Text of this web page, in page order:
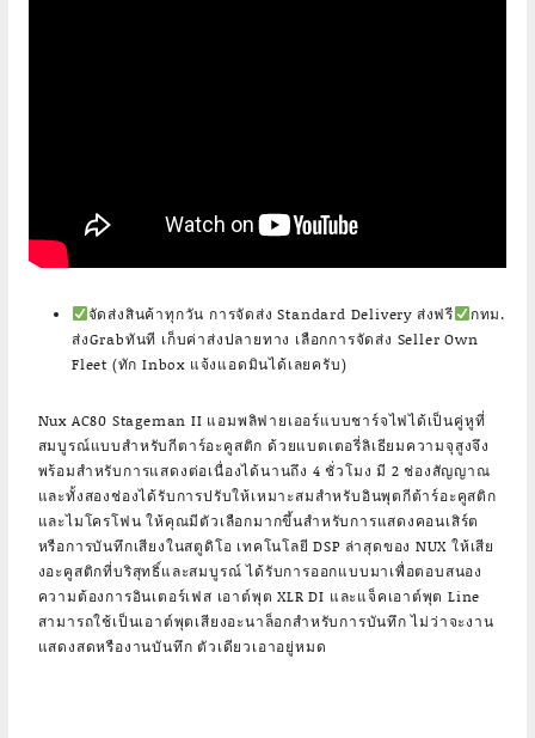
จัดส่งสินค้าทุกวัน การจัดส่ง Standard Delivery ส่งฟรี
กทม.
ส่งGrabทันที เก็บค่าส่งปลายทาง เลือกการจัดส่ง Seller Own
Fleet (ทัก Inbox แจ้งแอดมินได้เลยครับ)
Nux AC80 Stageman II แอมพลิฟายเออร์แบบชาร์จไฟได้เป็นคู่หูที่
สมบูรณ์แบบสำหรับกีตาร์อะคูสติก ด้วยแบตเตอรี่ลิเธียมความจุสูงจึง
พร้อมสำหรับการแสดงต่อเนื่องได้นานถึง 4 ชั่วโมง มี 2 ช่องสัญญาณ
และทั้งสองช่องได้รับการปรับให้เหมาะสมสำหรับอินพุตกีต้าร์อะคูสติก
และไมโครโฟน ให้คุณมีตัวเลือกมากขึ้นสำหรับการแสดงคอนเสิร์ต
หรือการบันทึกเสียงในสตูดิโอ เทคโนโลยี DSP ล่าสุดของ NUX ให้เสีย
งอะคูสติกที่บริสุทธิ์และสมบูรณ์ ได้รับการออกแบบมาเพื่อตอบสนอง
ความต้องการอินเตอร์เฟส เอาต์พุต XLR DI และแจ็คเอาต์พุต Line
สามารถใช้เป็นเอาต์พุตเสียงอะนาล็อกสำหรับการบันทึก ไม่ว่าจะงาน
แสดงสดหรืองานบันทึก ตัวเดียวเอาอยู่หมด